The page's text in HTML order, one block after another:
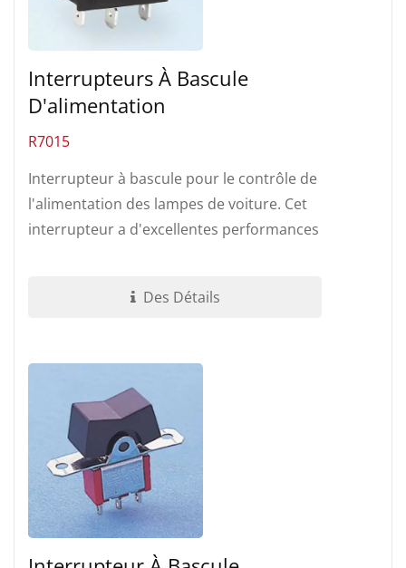
Interrupteurs À Bascule
D'alimentation
R7015
Interrupteur à bascule pour le contrôle de
l'alimentation des lampes de voiture. Cet
interrupteur a d'excellentes performances
Des Détails